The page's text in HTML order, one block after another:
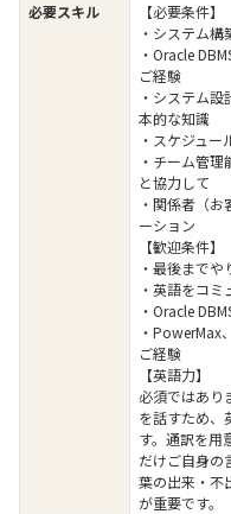
必要スキル
【必要条件】
・システム構
・Oracle
ご経験
・システム
本的な知識
・スケジュ
・チーム管
と協力して
・関係者（
ーション
【歓迎条件】
・最後まで
・英語をコ
・Oracle
・PowerMax
ご経験
【英語力】
必須ではあり
を話すため、
す。通訳を用
だけご自身の
葉の出来・不
が重要です。